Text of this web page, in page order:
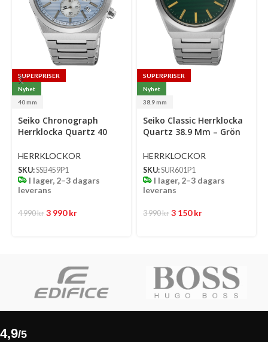
SUPERPRISER
Nyhet
40 mm
Select
options
Seiko Chronograph
Herrklocka Quartz 40
Urtavla Med Stållänk
HERRKLOCKOR
SKU:SSB459P1
I lager, 2–3 dagars
leverans
4 990kr 3 990kr
SUPERPRISER
Nyhet
38.9 mm
Select
options
Seiko Classic Herrklocka
Quartz 38.9 Mm – Grön
Stållänk
HERRKLOCKOR
SKU:SUR601P1
I lager, 2–3 dagars
leverans
3 990kr 3 150kr
4,9/5